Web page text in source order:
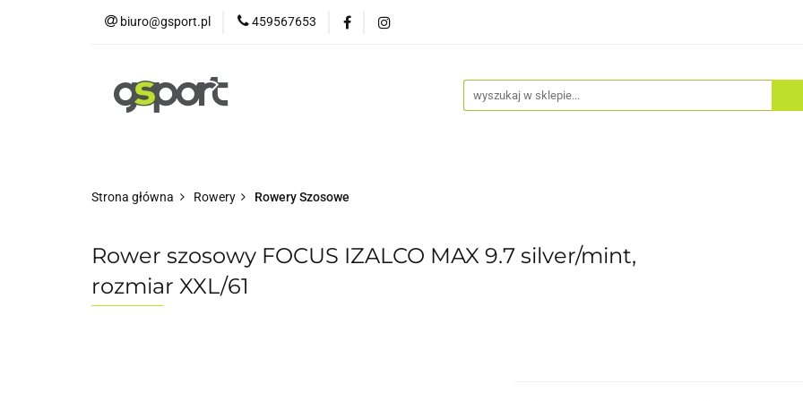
biuro@gsport.pl 459567653
Strona główna Rowery Rowery Szosowe
Rower szosowy FOCUS IZALCO MAX 9.7 silver/mint,
rozmiar XXL/61